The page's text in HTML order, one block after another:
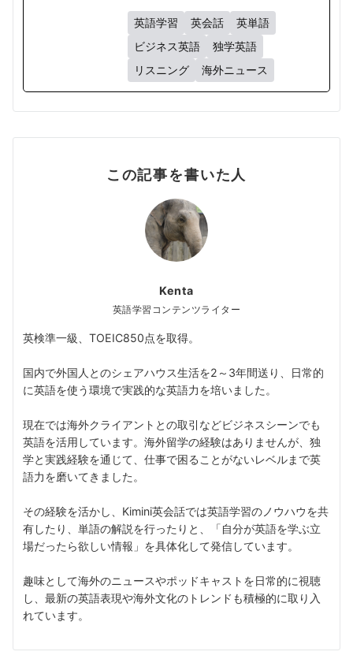
英語学習 英会話
英単語
ビジネス英語
独学英語
リスニング
海外ニュース
この記事を書いた人
Kenta
英語学習コンテンツライター
英検準一級、TOEIC850点を取得。
国内で外国人とのシェアハウス生活を2～3年間送り、日常的
に英語を使う環境で実践的な英語力を培いました。
現在では海外クライアントとの取引などビジネスシーンでも
英語を活用しています。海外留学の経験はありませんが、独
学と実践経験を通じて、仕事で困ることがないレベルまで英
語力を磨いてきました。
その経験を活かし、Kimini英会話では英語学習のノウハウを共
有したり、単語の解説を行ったりと、「自分が英語を学ぶ立
場だったら欲しい情報」を具体化して発信しています。
趣味として海外のニュースやポッドキャストを日常的に視聴
し、最新の英語表現や海外文化のトレンドも積極的に取り入
れています。